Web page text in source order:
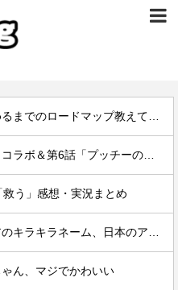
救う」感想・実況まとめ
ん、マジでかわいい